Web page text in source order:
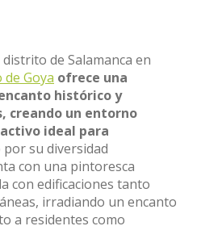
de Salamanca en
Goya ofrece una
histórico y
creando un entorno
ideal para
por su diversidad
con una pintoresca
con edificaciones tanto
irradiando un encanto
a residentes como